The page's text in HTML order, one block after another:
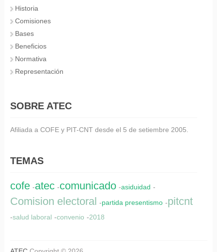
Historia
Comisiones
Bases
Beneficios
Normativa
Representación
SOBRE ATEC
Afiliada a COFE y PIT-CNT desde el 5 de setiembre 2005.
TEMAS
cofe -atec -comunicado -asiduidad -
Comision electoral -partida presentismo -pitcnt
-salud laboral -convenio -2018